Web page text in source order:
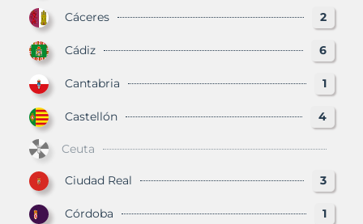
Cáceres 2
Cádiz 6
Cantabria 1
Castellón 4
Ceuta
Ciudad Real 3
Córdoba 1